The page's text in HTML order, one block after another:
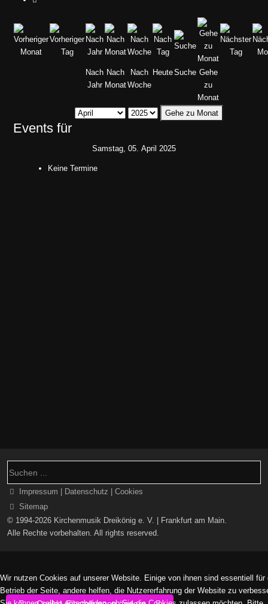
Nach
Jahr
Nach
Monat
Nach
Woche
HeuteSuche Gehe
zu
Monat
Gehe zu Monat
Events für
Samstag, 05. April 2025
Keine Termine
Impressum | Datenschutz | Cookies
Sitemap
© 1994-2026 Kirchenmusik Dreikönig e. V. | Frankfurt am Main.
Alle Rechte vorbehalten. All rights reserved.
Wir nutzen Cookies auf unserer Website. Einige von ihnen sind essentiell für
Betrieb der Seite, andere helfen, die Nutzererfahrung der Website zu